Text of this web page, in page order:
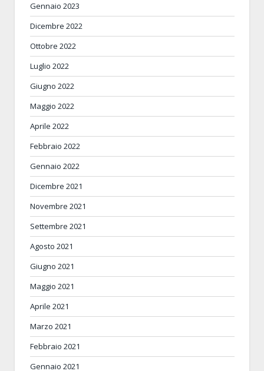
Gennaio 2023
Dicembre 2022
Ottobre 2022
Luglio 2022
Giugno 2022
Maggio 2022
Aprile 2022
Febbraio 2022
Gennaio 2022
Dicembre 2021
Novembre 2021
Settembre 2021
Agosto 2021
Giugno 2021
Maggio 2021
Aprile 2021
Marzo 2021
Febbraio 2021
Gennaio 2021